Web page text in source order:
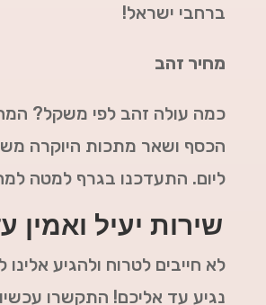
ברחבי ישראל!
מחיר זהב
כמה עולה זהב לפי משקל?
הכסף ושאר מתכות היוקרה
ליום. התעדכנו בגרף למטה
שירות יעיל ואמין
לא חייבים לטרוח ולהגיע אלינו
נגיע עד אליכם! התקשרו